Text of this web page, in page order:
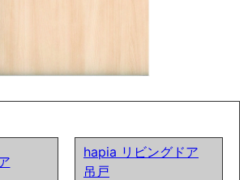
hapia リビングドア
吊戸